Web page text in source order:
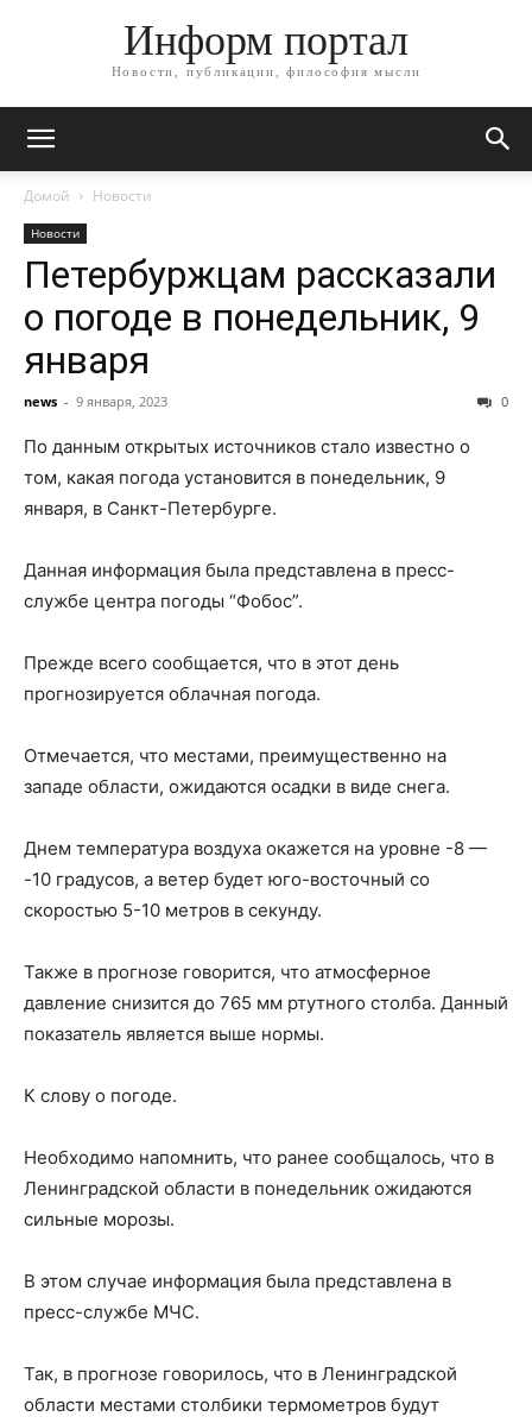
Информ портал
Новости, публикации, философия мысли
Домой Новости
Новости
Петербуржцам рассказали
о погоде в понедельник, 9
января
news - 9 января, 2023 0
По данным открытых источников стало известно о
том, какая погода установится в понедельник, 9
января, в Санкт-Петербурге.
Данная информация была представлена в пресс-
службе центра погоды “Фобос”.
Прежде всего сообщается, что в этот день
прогнозируется облачная погода.
Отмечается, что местами, преимущественно на
западе области, ожидаются осадки в виде снега.
Днем температура воздуха окажется на уровне -8 —
-10 градусов, а ветер будет юго-восточный со
скоростью 5-10 метров в секунду.
Также в прогнозе говорится, что атмосферное
давление снизится до 765 мм ртутного столба. Данный
показатель является выше нормы.
К слову о погоде.
Необходимо напомнить, что ранее сообщалось, что в
Ленинградской области в понедельник ожидаются
сильные морозы.
В этом случае информация была представлена в
пресс-службе МЧС.
Так, в прогнозе говорилось, что в Ленинградской
области местами столбики термометров будут